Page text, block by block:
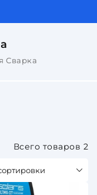
Сварка
Всего товаров 2